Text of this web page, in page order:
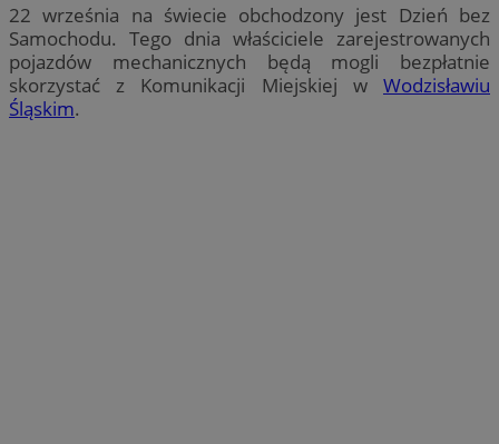
22 września na świecie obchodzony jest Dzień bez
Samochodu. Tego dnia właściciele zarejestrowanych
pojazdów mechanicznych będą mogli bezpłatnie
skorzystać z Komunikacji Miejskiej w Wodzisławiu
Śląskim.